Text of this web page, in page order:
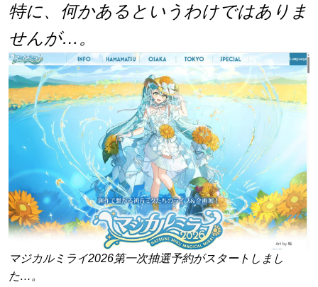
特に、何かあるというわけではありま
せんが…。
マジカルミライ2026第一次抽選予約がスタートしまし
た…。